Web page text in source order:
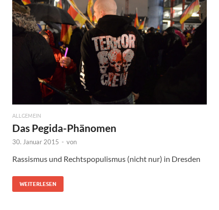
ALLGEMEIN
Das Pegida-Phänomen
30. Januar 2015 - von
Rassismus und Rechtspopulismus (nicht nur) in Dresden
WEITERLESEN